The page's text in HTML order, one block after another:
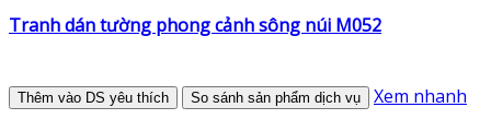
Tranh dán tường phong cảnh sông núi M052
Thêm vào DS yêu thích So sánh sản phẩm dịch vụ Xem nhanh